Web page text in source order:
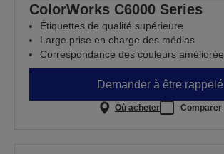
ColorWorks C6000 Series
Étiquettes de qualité supérieure
Large prise en charge des médias
Correspondance des couleurs améliorée
Demander à être rappelé
Où acheter Comparer